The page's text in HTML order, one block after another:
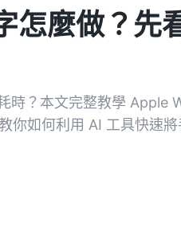
怎麼做？先
時？本文完整教學 Apple
你如何利用 AI 工具快速